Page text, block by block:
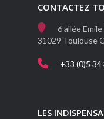
CONTACTEZ
6 allée
31029 Toulouse
+33 (0)5 34
LES